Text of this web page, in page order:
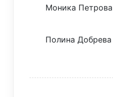
Моника Петрова
Полина Добрева